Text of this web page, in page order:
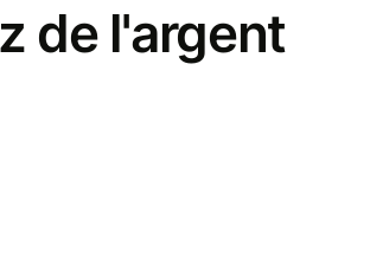
de l'argent